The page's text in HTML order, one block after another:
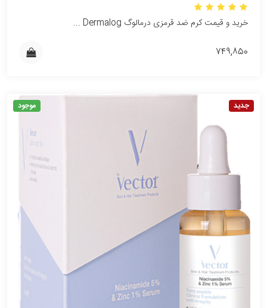
خرید و قیمت کرم ضد قرمزی درمالوگ Dermalog ...
۷۴۹,۸۵۰
جدید موجود